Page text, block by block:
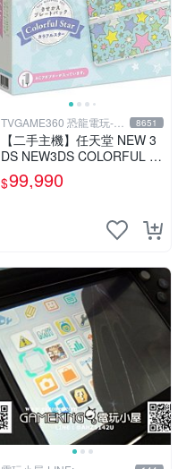
TVGAME360 恐龍電玩-台
中店
8651
【二手主機】任天堂 NEW 3
DS NEW3DS COLORFUL S
TAR 日規機 七彩星星 限量版
附原廠充電器
$99,990